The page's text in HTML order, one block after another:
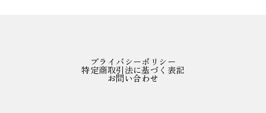
プライバシーポリシー
特定商取引法に基づく表記
お問い合わせ